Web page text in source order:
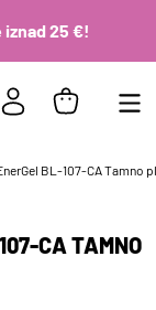
iznad 25 €!
BL-107-CA Tamno
CA TAMNO